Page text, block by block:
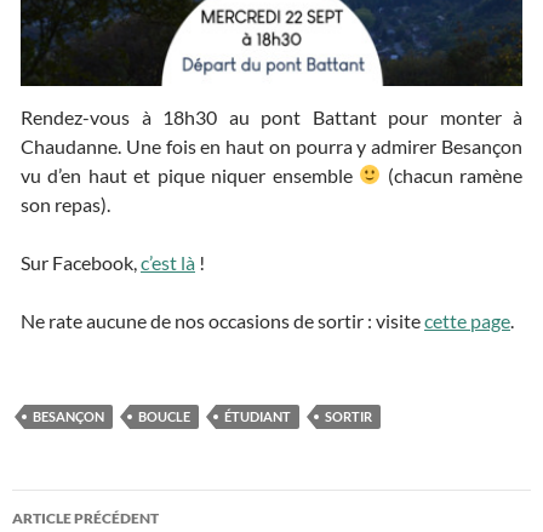
Rendez-vous à 18h30 au pont Battant pour monter à
Chaudanne. Une fois en haut on pourra y admirer Besançon
vu d’en haut et pique niquer ensemble
(chacun ramène
son repas).
Sur Facebook, c’est là !
Ne rate aucune de nos occasions de sortir : visitecette page
BESANÇON BOUCLE ÉTUDIANT SORTIR
ARTICLE PRÉCÉDENT